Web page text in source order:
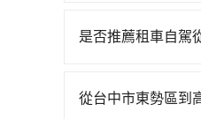
也才27班車次，從
站，每人票價130
是否推薦租車自駕
天就要來回，那在
從台中市東勢區到